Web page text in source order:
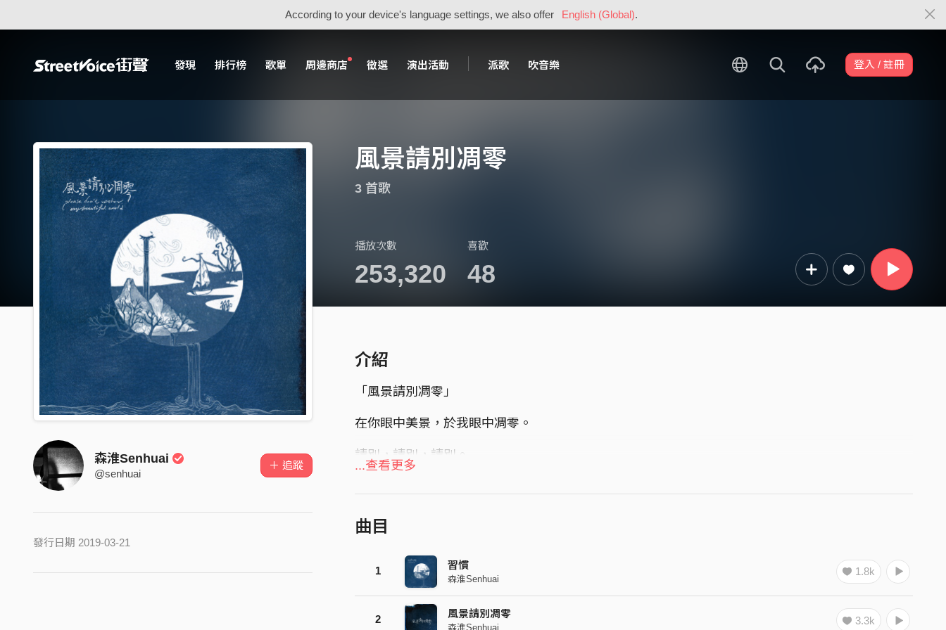
According to your device's language settings, we also offer English (Global).
發現 排行榜 歌單 周邊商店 徵選 演出活動 派歌 吹音樂 登入 / 註冊
風景請別凋零
3 首歌
播放次數
253,320
喜歡
48
森淮Senhuai
@senhuai
＋ 追蹤
發行日期 2019-03-21
介紹
「風景請別凋零」
在你眼中美景，於我眼中凋零。
請別，請別，請別。
鬆開繾綣捆束的嫩葉，交還給世界、
...查看更多
曲目
1 習慣
森淮Senhuai
1.8k
2 風景請別凋零
森淮Senhuai
3.3k